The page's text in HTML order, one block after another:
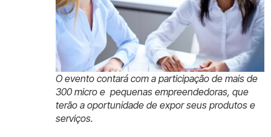
O evento contará com a participação de mais de
300 micro e pequenas empreendedoras, que
terão a oportunidade de expor seus produtos e
serviços.